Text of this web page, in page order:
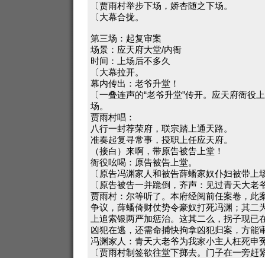
〔贾雨村举步下场，娇杏随之下场。
〔大幕合拢。
第三场：起复审案
场景：应天府大堂/内衙
时间：上场后不多久
〔大幕拉开。
幕内传出：老爷升堂！
〔一叠连声的“老爷升堂”传开。应天府衙役
场。
贾雨村唱：
八行一封荐荣府，联宗踏上通天路。
准奏起复寻常事，授职上任应天府。
（接白）来啊，带原告被告上堂！
衙役吆喝：原告被告上堂。
〔原告冯渊家人和被告薛蟠家奴仆妇被带上
〔原告被告一并跪倒，齐声：见过青天大老
贾雨村：尔等听了。本府经阅前任案卷，此
争议，薛蟠倚财仗势令豪奴打死冯渊；其二
上追索银两严加惩治。这其二么，拐子现已
凶犯在逃，还需命捕快拘拿凶犯归案，方能
冯渊家人：青天大老爷为我家小主人枉死申
〔贾雨村制签欲往堂下掷去。门子在一旁